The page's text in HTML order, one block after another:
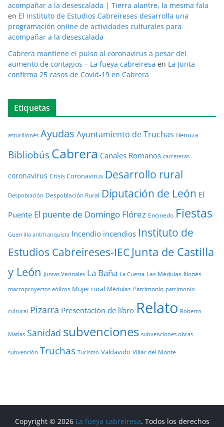
acompañar a la desescalada | Tierra alantre, la mesma fala
en El Instituto de Estudios Cabreireses desarrolla una
programación online de actividades culturales para
acompañar a la desescalada
Cabrera mantiene el pulso al coronavirus a pesar del
aumento de contagios – La fueya cabreiresa en La Junta
confirma 25 casos de Covid-19 en Cabrera
Etiquetas
asturllionés Ayudas Ayuntamiento de Truchas Benuza
BibliobúsCabrera Canales Romanos carreteras
coronavirus Crisis Coronavirus Desarrollo rural
Despoblación Despoblación Rural Diputación de León El
Puente El puente de Domingo Flórez Encinedo Fiestas
Guerrilla antifranquista Incendio incendios Instituto de
Estudios Cabreireses-IEC Junta de Castilla
y León Juntas Vecinales La Baña La Cuesta Las Médulas llionés
macroproyectos eólicos Mujer rural Médulas Patrimonio patrimonio
cultural Pizarra Presentación de libro Relato Roberto
Matías Sanidad subvenciones subvenciones obras
subvención Truchas Turismo Valdavido Villar del Monte
Copyright © 2026 La fueya cabreiresa. Todos los derechos